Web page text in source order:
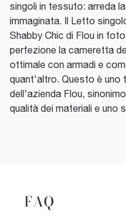
singoli in tessuto: arreda
immaginata. Il Letto
Shabby Chic di Flou in
perfezione la cameretta
ottimale con armadi e
quant'altro. Questo è uno
dell'azienda Flou,
qualità dei materiali e uno
FAQ